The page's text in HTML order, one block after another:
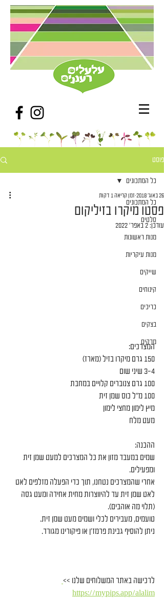
פוסט
כל המתכונים
סלטים
מנות ראשונות
מנות עיקריות
שייקים
קינוחים
כריכים
בצקים
מרקים
כל המתכונים
פסטו מיקרו בזיליקום
26 באוג׳ 2018 זמן קריאה 1 דקות
עודכן: 2 באפר׳ 2022
המצרכים‭:‬
150 גרם מיקרו בזיל (מארז)
3-4 שיני שום
100 גרם צנוברים קלויים במחבת
100 מ״ל כוס שמן זית
מיץ לימון מחצי לימון
מעט מלח
ההכנה‭:‬
שמים במעבד מזון את כל המצרכים למעט שמן זית
ומפעילים.
אחרי שהמצרכים נטחנו, תוך כדי הפעלה מזלפים לאט
לאט שמן זית עד להיווצרות מחית אחידה ומעט גסה
(תלוי מה אוהבים).
טועמים, מעבירים לכלי ושמים מעט שמן זית.
ניתן להוסיף גבינת פרמז׳ן או פיקורינו מגורד.
לרכישה באתר המשלוחים שלנו >>
https://mypips.app/alalim